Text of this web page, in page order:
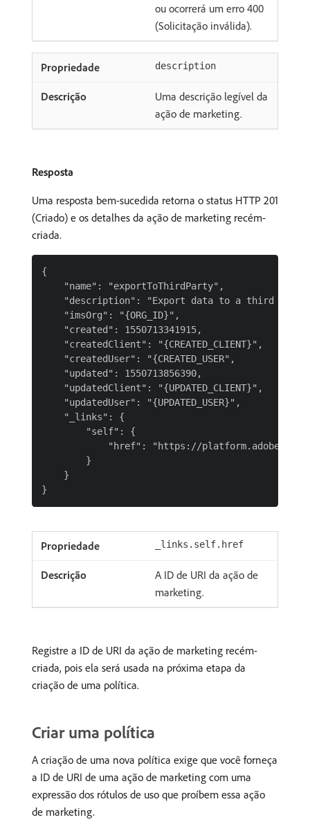
ou ocorrerá um erro 400
(Solicitação inválida).
description
Uma descrição legível da
ação de marketing.
Resposta
Uma resposta bem-sucedida retorna o status HTTP 201
(Criado) e os detalhes da ação de marketing recém-
criada.
{
    "name": "exportToThirdParty",
"description": "Export data to a third
    "imsOrg": "{ORG_ID}",
    "created": 1550713341915,
    "createdClient": "{CREATED_CLIENT}",
    "createdUser": "{CREATED_USER",
    "updated": 1550713856390,
    "updatedClient": "{UPDATED_CLIENT}",
    "updatedUser": "{UPDATED_USER}",
    "_links": {
        "self": {
"href": "https://
        }
    }
_links.self.href
A ID de URI da ação de
marketing.
Registre a ID de URI da ação de marketing recém-
criada, pois ela será usada na próxima etapa da
criação de uma política.
Criar uma política
A criação de uma nova política exige que você forneça
a ID de URI de uma ação de marketing com uma
expressão dos rótulos de uso que proíbem essa ação
de marketing.